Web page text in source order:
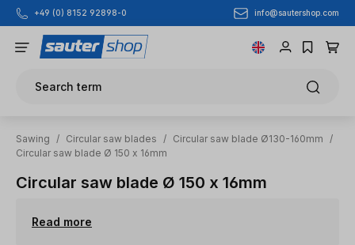
Skip to main content
+49 (0) 8152 92898-0 info@sautershop.com
Search term
Sawing / Circular saw blades / Circular saw blade Ø130-160mm
/
Circular saw blade Ø 150 x 16mm
Circular saw blade Ø 150 x 16mm
Read more